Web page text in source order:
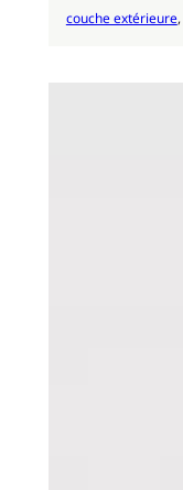
couche extérieure,